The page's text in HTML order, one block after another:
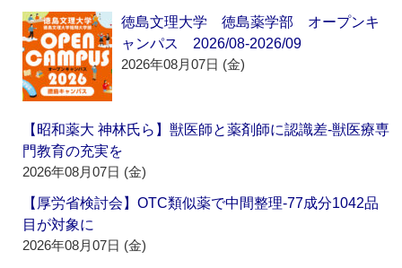
徳島文理大学 徳島薬学部 オープンキ
ャンパス 2026/08-2026/09
2026年08月07日 (金)
【昭和薬大 神林氏ら】獣医師と薬剤師に認識差‐獣医療専
門教育の充実を
2026年08月07日 (金)
【厚労省検討会】OTC類似薬で中間整理‐77成分1042品
目が対象に
2026年08月07日 (金)